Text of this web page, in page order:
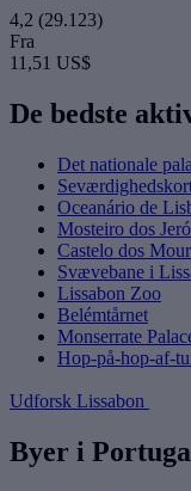
4,2 (29.123)
Fra
11,51 US$
De bedste
Det nationale
Oceanário de
Mosteiro dos
Castelo dos
Svævebane i
Lissabon Zoo
Belémtårnet
Monserrate
Hop-på-hop-af-
Udforsk Lissabon
Byer i